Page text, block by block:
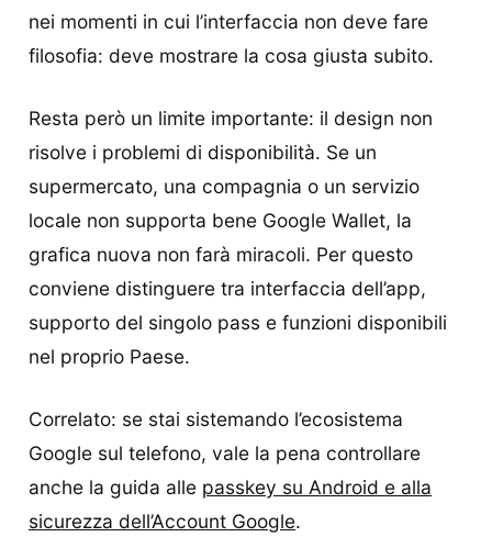
nei momenti in cui l’interfaccia non deve fare
filosofia: deve mostrare la cosa giusta subito.
Resta però un limite importante: il design non
risolve i problemi di disponibilità. Se un
supermercato, una compagnia o un servizio
locale non supporta bene Google Wallet, la
grafica nuova non farà miracoli. Per questo
conviene distinguere tra interfaccia dell’app,
supporto del singolo pass e funzioni disponibili
nel proprio Paese.
Correlato: se stai sistemando l’ecosistema
Google sul telefono, vale la pena controllare
anche la guida alle passkey su Android e alla
sicurezza dell’Account Google.